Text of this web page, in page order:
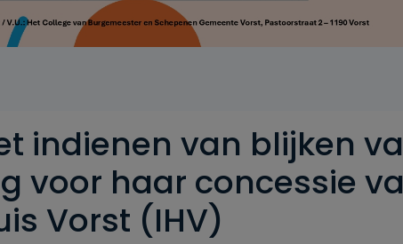
indienen van blijken
voor haar concessie
Vorst (IHV)